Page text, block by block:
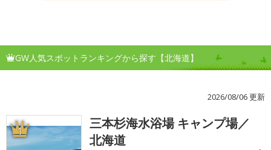
GW人気スポットランキングから探す【北海道】
2026/08/06 更新
1
三本杉海水浴場 キャンプ場／
北海道